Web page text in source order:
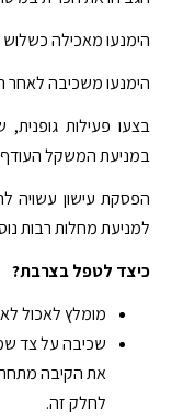
הימנעו מאכילה
הימנעו משכיבה לאחר
בצעו פעילות
במניעת המשקל
הפסקת עישון עשויה
למניעת מחלות רבות
כיצד לטפל בצרבת?
מומלץ לאכול
שכיבה על צד
את הקיבה
לחלק זה.